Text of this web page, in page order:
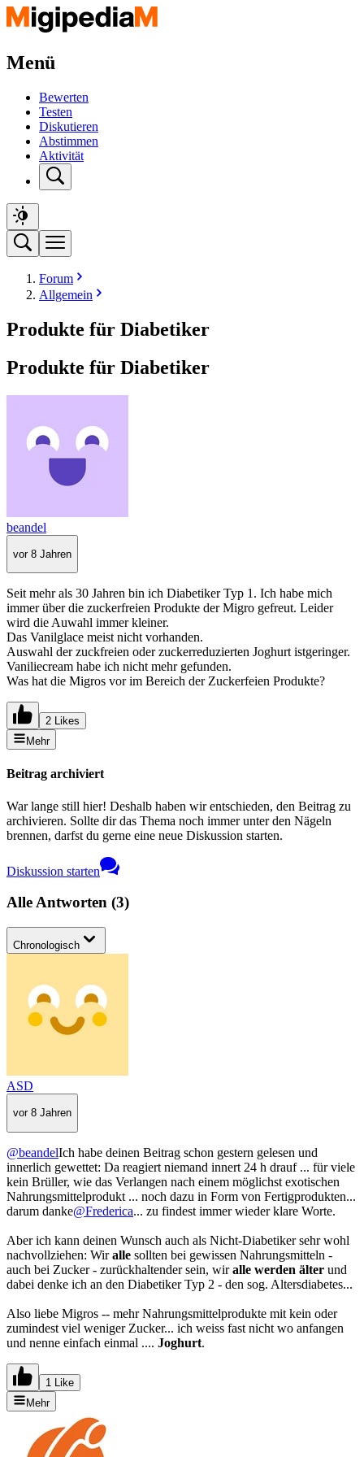
Menü
Bewerten
Testen
Diskutieren
Abstimmen
Aktivität
Forum
Allgemein
Produkte für Diabetiker
Produkte für Diabetiker
beandel
vor 8 Jahren
Seit mehr als 30 Jahren bin ich Diabetiker Typ 1. Ich habe mich
immer über die zuckerfreien Produkte der Migro gefreut. Leider
wird die Auwahl immer kleiner.
Das Vanilglace meist nicht vorhanden.
Auswahl der zuckfreien oder zuckerreduzierten Joghurt istgeringer.
Vaniliecream habe ich nicht mehr gefunden.
Was hat die Migros vor im Bereich der Zuckerfeien Produkte?
2 Likes
Mehr
Beitrag archiviert
War lange still hier! Deshalb haben wir entschieden, den Beitrag zu
archivieren. Sollte dir das Thema noch immer unter den Nägeln
brennen, darfst du gerne eine neue Diskussion starten.
Diskussion starten
Alle Antworten (3)
Chronologisch
ASD
vor 8 Jahren
@beandelIch habe deinen Beitrag schon gestern gelesen und
innerlich gewettet: Da reagiert niemand innert 24 h drauf ... für viele
kein Brüller, wie das Verlangen nach einem möglichst exotischen
Nahrungsmittelprodukt ... noch dazu in Form von Fertigprodukten...
darum danke@Frederica... zu findest immer wieder klare Worte.
Aber ich kann deinen Wunsch auch als Nicht-Diabetiker sehr wohl
nachvollziehen: Wiralle sollten bei gewissen Nahrungsmitteln -
auch bei Zucker - zurückhaltender sein, wiralle werden älter und
dabei denke ich an den Diabetiker Typ 2 - den sog. Altersdiabetes...
Also liebe Migros -- mehr Nahrungsmittelprodukte mit kein oder
zumindest viel weniger Zucker... ich weiss fast nicht wo anfangen
und nenne einfach einmal .... Joghurt.
1 Like
Mehr